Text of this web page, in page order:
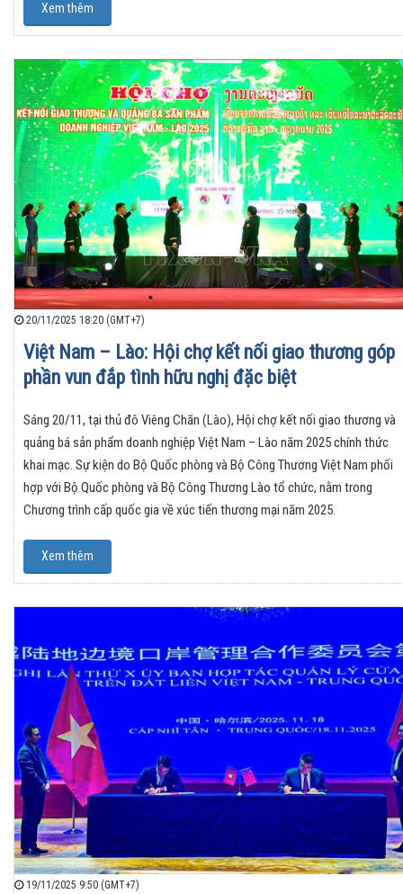
Xem thêm
20/11/2025 18:20 (GMT+7)
Việt Nam – Lào: Hội chợ kết nối giao thương góp
phần vun đắp tình hữu nghị đặc biệt
Sáng 20/11, tại thủ đô Viêng Chăn (Lào), Hội chợ kết nối giao thương và
quảng bá sản phẩm doanh nghiệp Việt Nam – Lào năm 2025 chính thức
khai mạc. Sự kiện do Bộ Quốc phòng và Bộ Công Thương Việt Nam phối
hợp với Bộ Quốc phòng và Bộ Công Thương Lào tổ chức, nằm trong
Chương trình cấp quốc gia về xúc tiến thương mại năm 2025.
Xem thêm
19/11/2025 9:50 (GMT+7)